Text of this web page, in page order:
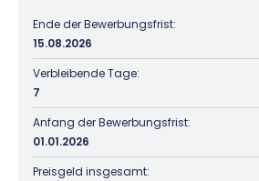
Weitere Tools & Vorlagen
Vergleiche
Steuerberatung
Software
Deals
Ende der Bewerbungsfrist:
15.08.2026
Verbleibende Tage:
7
Anfang der Bewerbungsfrist:
01.01.2026
Preisgeld insgesamt: